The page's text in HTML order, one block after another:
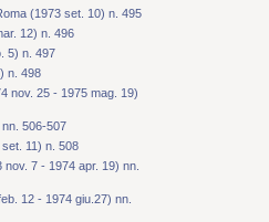
(1973 set. 10) n. 495
12) n. 496
5) n. 497
n. 498
nov. 25 - 1975 mag. 19)
506-507
11) n. 508
7 - 1974 apr. 19) nn.
12 - 1974 giu.27) nn.